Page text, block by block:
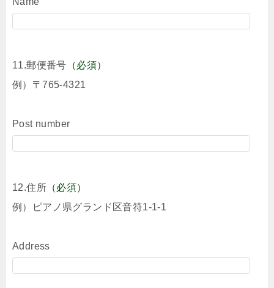
11.郵便番号 （必須）
例）〒765-4321
Post number
12.住所 （必須）
例）ピアノ県グランド区音符1-1-1
Address